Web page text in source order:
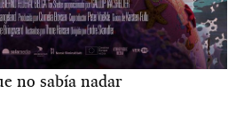
no sabía nadar